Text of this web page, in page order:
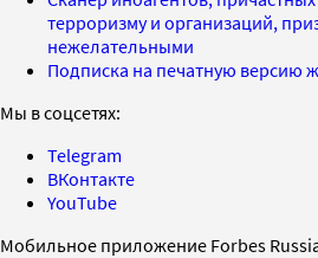
терроризму и организаций,
нежелательными
Подписка на печатную версию
Мы в соцсетях:
Telegram
ВКонтакте
YouTube
Мобильное приложение Forbes